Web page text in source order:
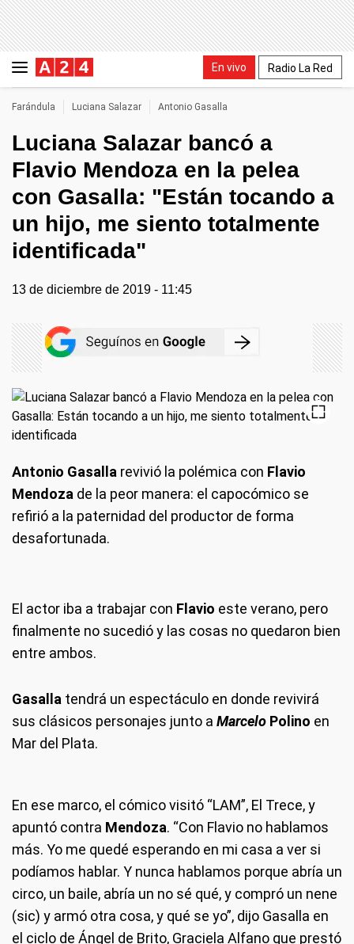
En vivo Radio La Red
Farándula Luciana Salazar Antonio Gasalla
Luciana Salazar bancó a
Flavio Mendoza en la pelea
con Gasalla: "Están tocando a
un hijo, me siento totalmente
identificada"
13 de diciembre de 2019 - 11:45
Antonio Gasalla revivió la polémica con Flavio
Mendoza de la peor manera: el capocómico se
refirió a la paternidad del productor de forma
desafortunada.
El actor iba a trabajar con Flavio este verano, pero
finalmente no sucedió y las cosas no quedaron bien
entre ambos.
Gasalla tendrá un espectáculo en donde revivirá
sus clásicos personajes junto a Marcelo Polino en
Mar del Plata.
En ese marco, el cómico visitó “LAM”, El Trece, y
apuntó contra Mendoza. “Con Flavio no hablamos
más. Yo me quedé esperando en mi casa a ver si
podíamos hablar. Y nunca hablamos porque abría un
circo, un baile, abría un no sé qué, y compró un nene
(sic) y armó otra cosa, y qué se yo”, dijo Gasalla en
el ciclo de Ángel de Brito, Graciela Alfano que prestó